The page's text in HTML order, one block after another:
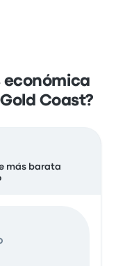
económica
Coast?
más barata